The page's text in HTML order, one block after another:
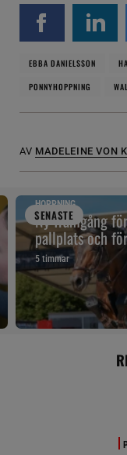
EBBA DANIELSSON
PONNYHOPPNING
AV MADELEINE VON
SENASTE
HOPPNING
Ny framgång
pallplats och
5 timmar